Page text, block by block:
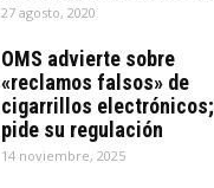
27 agosto, 2020
OMS advierte sobre
«reclamos falsos» de
cigarrillos electrónicos;
pide su regulación
14 noviembre, 2025